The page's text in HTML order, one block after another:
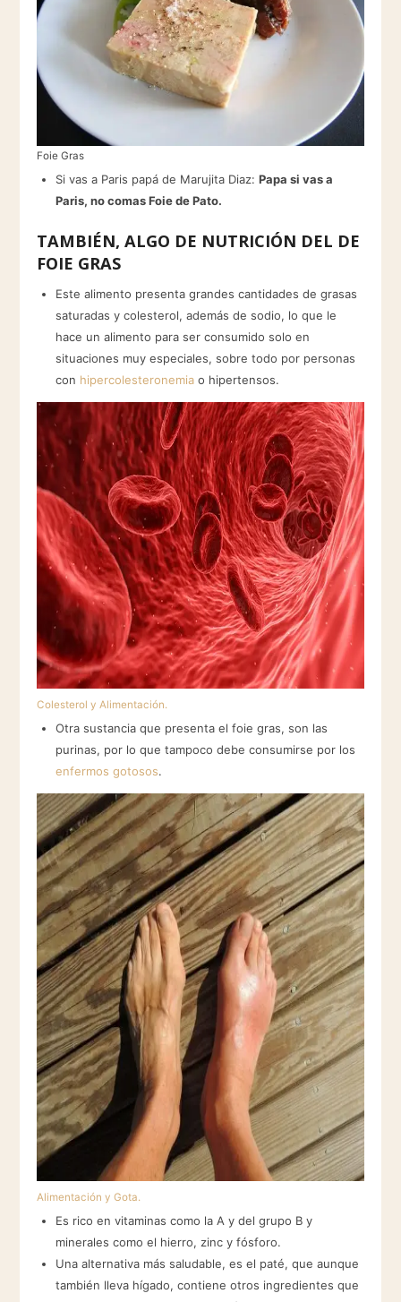
Foie Gras
Si vas a Paris papá de Marujita Diaz: Papa si vas a
Paris, no comas Foie de Pato.
TAMBIÉN, ALGO DE NUTRICIÓN DEL DE
FOIE GRAS
Este alimento presenta grandes cantidades de grasas
saturadas y colesterol, además de sodio, lo que le
hace un alimento para ser consumido solo en
situaciones muy especiales, sobre todo por personas
con hipercolesteronemiao hipertensos.
Colesterol y Alimentación.
Otra sustancia que presenta el foie gras, son las
purinas, por lo que tampoco debe consumirse por los
enfermos gotosos.
Alimentación y Gota.
Es rico en vitaminas como la A y del grupo B y
minerales como el hierro, zinc y fósforo.
Una alternativa más saludable, es el paté, que aunque
también lleva hígado, contiene otros ingredientes que